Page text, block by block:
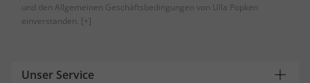
und den Allgemeinen Geschäftsbedingungen von Ulla Popken
einverstanden. [+]
Unser Service